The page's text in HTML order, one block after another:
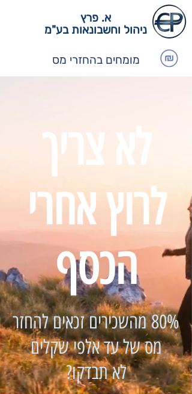
א. פרץ
ניהול וחשבונאות בע"מ
מומחים בהחזרי מס
לא צריך
לרוץ אחרי
הכסף
80% מהשכירים זכאים להחזר
מס של עד אלפי שקלים
לא תבדקו?